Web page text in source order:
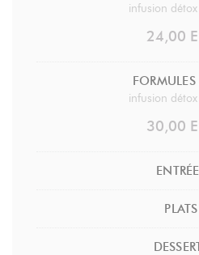
infusion
24,00
infusion
30,00
PLATS